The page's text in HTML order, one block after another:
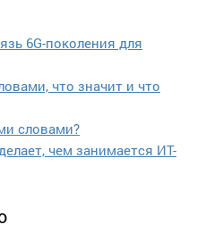
6G-поколения для
что значит и что
словами?
чем занимается ИТ-